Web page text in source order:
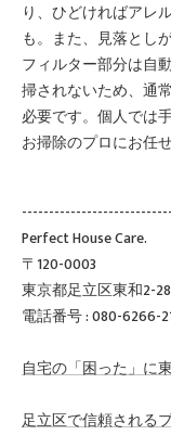
り、ひどければアレ
も。また、見落とし
フィルター部分は自
掃されないため、通
必要です。個人では
お掃除のプロにお任
Perfect House Care.
〒120-0003
東京都足立区東和2-
電話番号 : 080-6266-
自宅の「困った」に
足立区で信頼される